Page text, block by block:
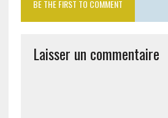
BE THE FIRST TO COMMENT
Laisser un commentaire